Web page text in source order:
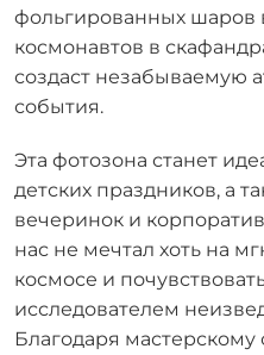
фольгированных
космонавтов в
создаст незабываемую
события.
Эта фотозона станет
детских праздников, а
вечеринок и
нас не мечтал хоть на
космосе и
исследователем
Благодаря